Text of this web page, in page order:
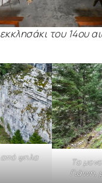
του 14ου
από ψηλα
Το